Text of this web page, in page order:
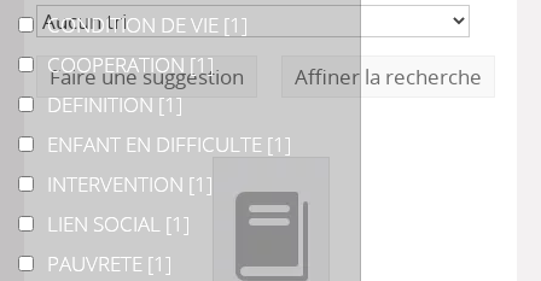
Faire une suggestion Affiner la recherche
CONDITION DE VIE
CONDITION DE VIE [1]
COOPERATION
COOPERATION [1]
DEFINITION
DEFINITION [1]
ENFANT EN DIFFICULTE
ENFANT EN DIFFICULTE [1]
INTERVENTION
INTERVENTION [1]
LIEN SOCIAL
LIEN SOCIAL [1]
PAUVRETE
PAUVRETE [1]